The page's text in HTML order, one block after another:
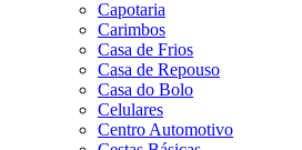
Capotaria
Carimbos
Casa de Frios
Casa de Repouso
Casa do Bolo
Celulares
Centro Automotivo